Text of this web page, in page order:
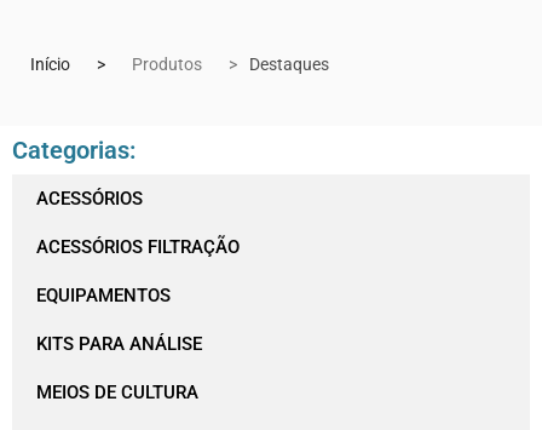
Início Produtos Destaques
Categorias:
ACESSÓRIOS
ACESSÓRIOS FILTRAÇÃO
EQUIPAMENTOS
KITS PARA ANÁLISE
MEIOS DE CULTURA